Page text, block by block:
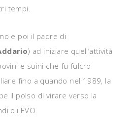
tempi.
e poi il padre di
) ad iniziare quell’attività
e suini che fu fulcro
fino a quando nel 1989, la
il polso di virare verso la
oli EVO.